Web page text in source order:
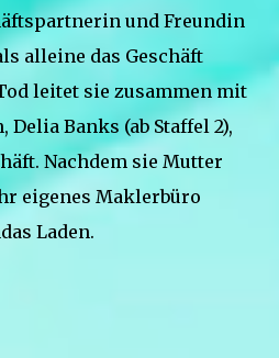
und Freundin
alleine das Geschäft
leitet sie zusammen mit
Banks (ab Staffel 2),
Nachdem sie Mutter
eigenes Maklerbüro
Laden.